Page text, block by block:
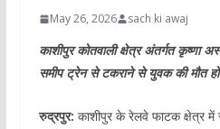
May 26, 2026 sach ki awaj
काशीपुर कोतवाली क्षेत्र अंतर्गत कृष्णा
समीप ट्रेन से टकराने से युवक की मौत
रुद्रपुर: काशीपुर के रेलवे फाटक क्षेत्र में